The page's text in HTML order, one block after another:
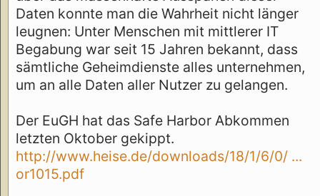
Daten konnte man die Wahrheit nicht länger
leugnen: Unter Menschen mit mittlerer IT
Begabung war seit 15 Jahren bekannt, dass
sämtliche Geheimdienste alles unternehmen,
um an alle Daten aller Nutzer zu gelangen.
Der EuGH hat das Safe Harbor Abkommen
letzten Oktober gekippt.
http://www.heise.de/downloads/18/1/6/0/ ...
or1015.pdf